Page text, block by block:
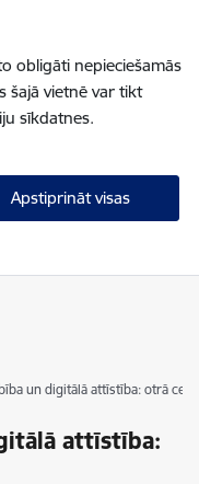
obligāti nepieciešamās
šajā vietnē var tikt
sīkdatnes.
Apstiprināt visas
un digitālā attīstība: otrā
attīstība: